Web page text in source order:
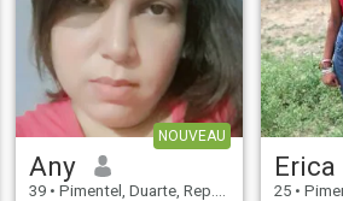
NOUVEAU
Any
39 • Pimentel, Duarte, Rep.Dominicaine
Erica
25 •